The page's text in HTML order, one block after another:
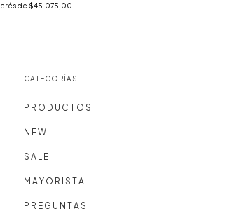
de $45.075,00
CATEGORÍAS
P R O D U C T O S
N E W
S A L E
M A Y O R I S T A
P R E G U N T A S